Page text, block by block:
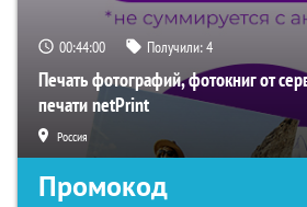
00:43:59 Получили:4
Печать фотографий, фотокниг от
печати netPrint
Россия
Промокод